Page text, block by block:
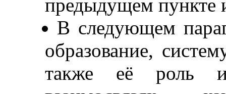
предыдущем пункте
В следующем
образование,
также её роль